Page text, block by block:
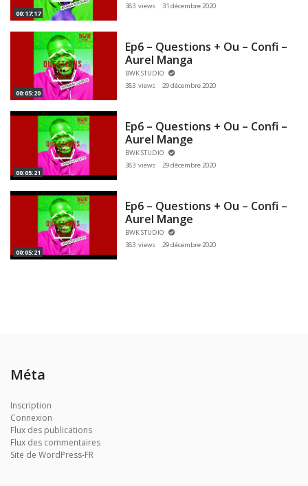
00:17:17
383 views
31 décembre 2020
00:05:20
Ep6 – Questions + Ou – Confi –
Aurel Manga
BWK STUDIO
383 views
29 décembre 2020
00:05:21
Ep6 – Questions + Ou – Confi –
Aurel Mange
BWK STUDIO
383 views
29 décembre 2020
00:05:21
Ep6 – Questions + Ou – Confi –
Aurel Mange
BWK STUDIO
383 views
29 décembre 2020
Méta
Inscription
Connexion
Flux des publications
Flux des commentaires
Site de WordPress-FR